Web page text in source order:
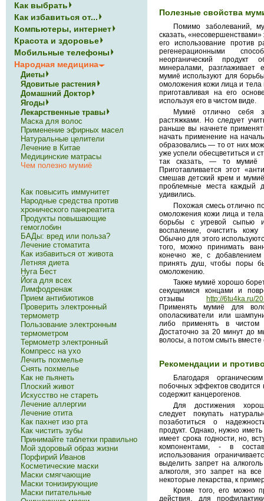
Полезные свойства
Помимо заболеваний,
сказать,
его использование против
регенерационными
неорганический
минералами, разглаживает
мумиё используют для
омоложения кожи лица и тела
приготавливая на его
используя его в чистом виде.
Мумиё отлично себя
растяжками. Но следует
раньше вы начнете
начать применение на
образовались — то от них
уже успели обесцветиться и
так сказать, — то мумиё
Приготавливается этот
смешав детский крем и
проблемные места каждый
удивились.
Похожая смесь отлично
омоложения кожи лица и
борьбы с угревой сыпью
воспаление, очистить
Обычно для этого
того, можно принимать
конечно же, с добавлением
принять душ, чтобы поры
омоложению.
Также мумиё хорошо
секущимися концами и
отзывы http://6tu4ka.ru/
Применять мумиё для
ополаскиватели или
либо применять в
Достаточно за 20 минут до
волосы, а потом смыть
Рекомендации и
Благодаря
побочных эффектов сводится
содержит канцерогенов.
Для достижения
следует покупать
позаботиться о
продукт. Однако, нужно
имеет срока годности, но,
компонентами, - в
использования
выделить запрет на
алкоголя, это запрет на
некоторые лекарства, к
Кроме того, его можно
действия, для
Как выбрать
Как избавиться от...
Компьютеры, интернет
Красота и здоровье
Мобильные телефоны
Народная медицина
Диеты
Ядовитые растения
Домашний Доктор
Ягоды
Лекарственные травы
Маска для волос
Применение эфирных масел
Натуральные целители
Лечение в Китае
Медицинские матрасы
Чем полезно мумиё
Как повысить иммунитет
Народные средства против
хронического панкреатита
Продукты повышающие
гемоглобин
БАДы: вред или польза?
Лечение стоматита
Как избавиться от живота
Летняя диета
Нуга Бест
Йога для всех
Лимфодренаж
Прием антибиотиков
Проверить электронный
термометр
Пользование электронным
термометром
Термометр электронный
Компресс на ухо
Лечить похмелье
Снять похмелье
Как не пьянеть
Плоский живот
Искусство не стареть
Лечение аллергии
Лечение отита
Как пахнет изо рта
Как чистить зубы
Принимайте таблетки правильно
Мой здоровый образ жизни
Порфирий Иванов
Косметические маски
Маски смягчающие
Маски тонизирующие
Маски питательные